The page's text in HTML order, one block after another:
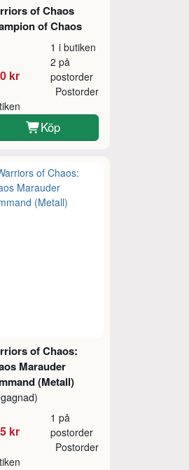
of Chaos
of Chaos
kr
1 i butiken
2 på
postorder
Postorder
Köp
of Chaos:
Marauder
(Metall)
kr
1 på
postorder
Postorder